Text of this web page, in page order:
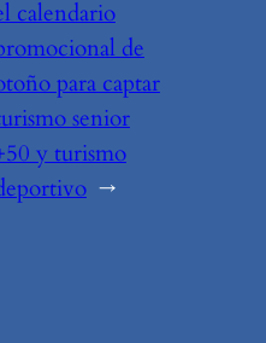
calendario
de
para captar
senior
y turismo
→